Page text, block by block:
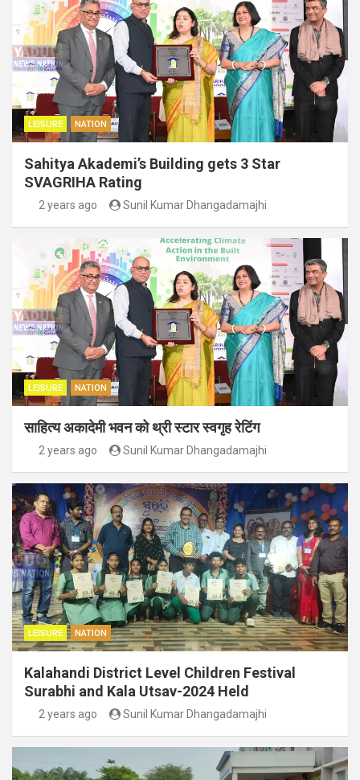
LEISURE NATION
Sahitya Akademi’s Building gets 3 Star
SVAGRIHA Rating
2 years ago Sunil Kumar Dhangadamajhi
LEISURE NATION
साहित्य अकादेमी भवन को थ्री स्टार स्वगृह रेटिंग
2 years ago Sunil Kumar Dhangadamajhi
LEISURE NATION
Kalahandi District Level Children Festival
Surabhi and Kala Utsav-2024 Held
2 years ago Sunil Kumar Dhangadamajhi